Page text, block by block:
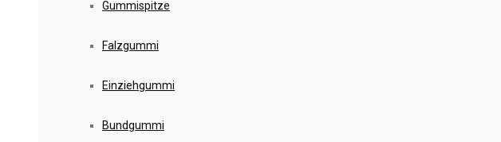
Gummispitze
Falzgummi
Einziehgummi
Bundgummi